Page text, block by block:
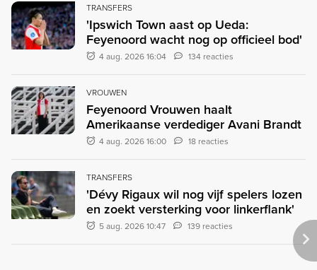
TRANSFERS
'Ipswich Town aast op Ueda:
Feyenoord wacht nog op officieel bod'
4 aug. 2026 16:04 134 reacties
VROUWEN
Feyenoord Vrouwen haalt
Amerikaanse verdediger Avani Brandt
4 aug. 2026 16:00 18 reacties
TRANSFERS
'Dévy Rigaux wil nog vijf spelers lozen
en zoekt versterking voor linkerflank'
5 aug. 2026 10:47 139 reacties